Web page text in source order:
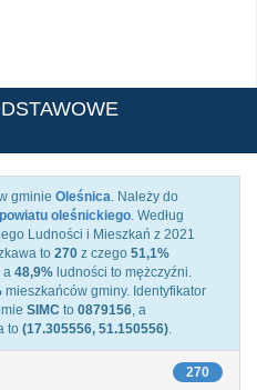
gminie Oleśnica. Należy do
powiatu oleśnickiego. Według
Ludności i Mieszkań z 2021
to 270 z czego 51,1%
a 48,9% ludności to mężczyźni.
mieszkańców gminy. Identyfikator
SIMC to 0879156, a
to (17.305556, 51.150556).
270